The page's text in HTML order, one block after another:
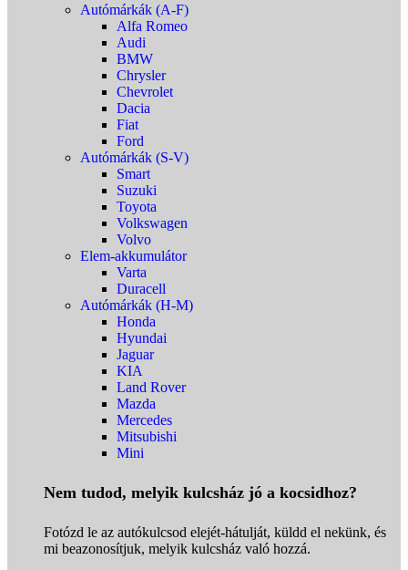
Autómárkák (A-F)
Alfa Romeo
Audi
BMW
Chrysler
Chevrolet
Dacia
Fiat
Ford
Autómárkák (S-V)
Smart
Suzuki
Toyota
Volkswagen
Volvo
Elem-akkumulátor
Varta
Duracell
Autómárkák (H-M)
Honda
Hyundai
Jaguar
KIA
Land Rover
Mazda
Mercedes
Mitsubishi
Mini
Nem tudod, melyik kulcsház jó a kocsidhoz?
Fotózd le az autókulcsod elejét-hátulját, küldd el nekünk, és
mi beazonosítjuk, melyik kulcsház való hozzá.